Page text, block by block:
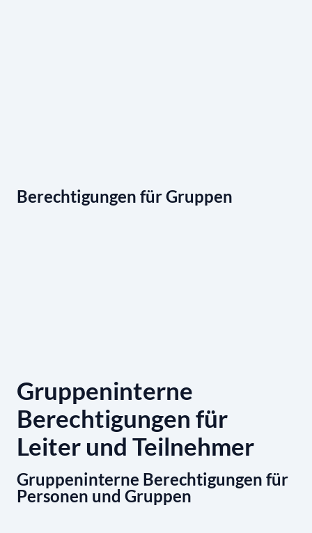
Berechtigungen für Gruppen
Gruppeninterne
Berechtigungen für
Leiter und Teilnehmer
Gruppeninterne Berechtigungen für
Personen und Gruppen